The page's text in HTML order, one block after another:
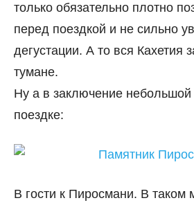
только обязательно плотно
перед поездкой и не сильно
дегустации. А то вся Кахетия
тумане.
Ну а в заключение небольшой
поездке:
В гости к Пиросмани. В таком